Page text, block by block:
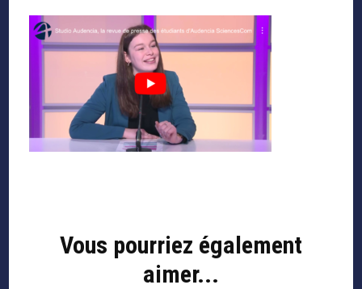
Vous pourriez également
aimer...